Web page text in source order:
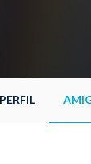
PERFIL